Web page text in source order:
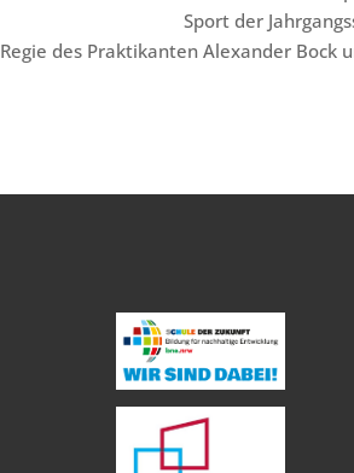
Sport der
des Praktikanten Alexander Bock